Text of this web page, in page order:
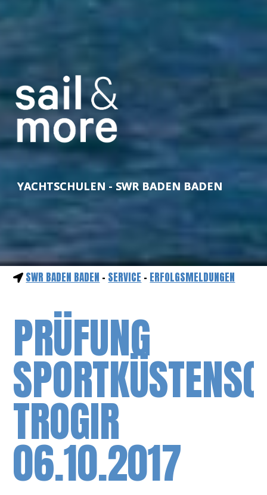
YACHTSCHULEN - SWR BADEN BADEN
SWR BADEN BADEN - SERVICE - ERFOLGSMELDUNGEN
PRÜFUNG
TROGIR
06.10.2017